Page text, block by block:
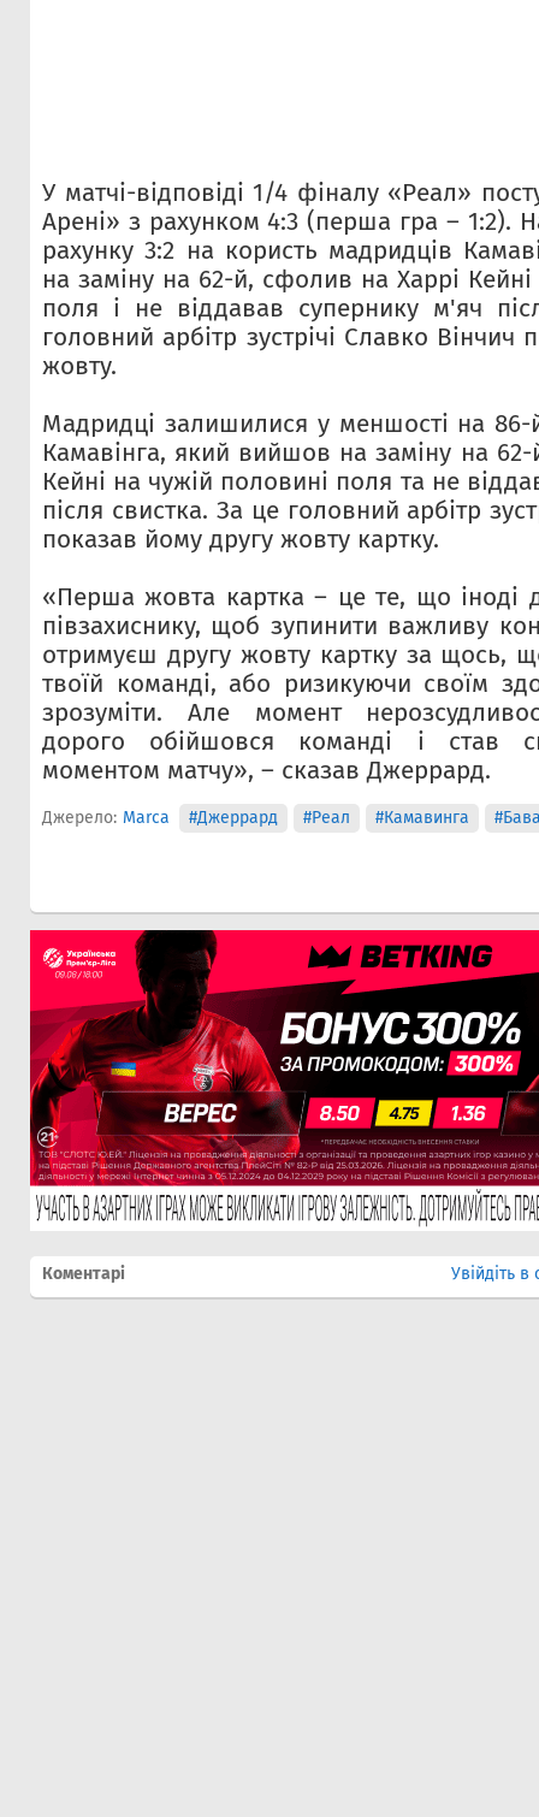
У матчі-відповіді 1/4 фіналу «Реал»
Арені» з рахунком 4:3 (перша гра – 1:2).
рахунку 3:2 на користь мадридців
на заміну на 62-й, сфолив на Харрі
поля і не віддавав супернику м'яч
головний арбітр зустрічі Славко Вінчич
жовту.
Мадридці залишилися у меншості на 86-
Камавінга, який вийшов на заміну на
Кейні на чужій половині поля та не
після свистка. За це головний арбітр
показав йому другу жовту картку.
«Перша жовта картка – це те, що іноді
півзахиснику, щоб зупинити важливу
отримуєш другу жовту картку за щось,
твоїй команді, або ризикуючи своїм
зрозуміти. Але момент
дорого обійшовся команді і став
моментом матчу», – сказав Джеррард.
Джерело: Marca #Джеррард #Реал #Камавинга
Коментарі Увійдіть в